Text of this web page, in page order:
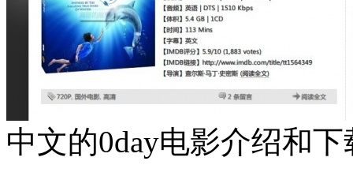
中文的0day电影介绍和